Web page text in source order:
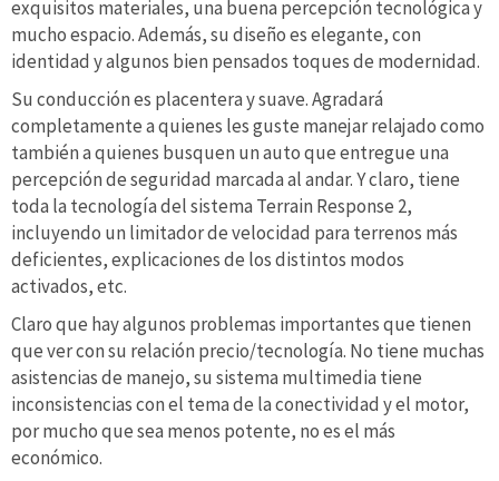
exquisitos materiales, una buena percepción tecnológica y
mucho espacio. Además, su diseño es elegante, con
identidad y algunos bien pensados toques de modernidad.
Su conducción es placentera y suave. Agradará
completamente a quienes les guste manejar relajado como
también a quienes busquen un auto que entregue una
percepción de seguridad marcada al andar. Y claro, tiene
toda la tecnología del sistema Terrain Response 2,
incluyendo un limitador de velocidad para terrenos más
deficientes, explicaciones de los distintos modos
activados, etc.
Claro que hay algunos problemas importantes que tienen
que ver con su relación precio/tecnología. No tiene muchas
asistencias de manejo, su sistema multimedia tiene
inconsistencias con el tema de la conectividad y el motor,
por mucho que sea menos potente, no es el más
económico.